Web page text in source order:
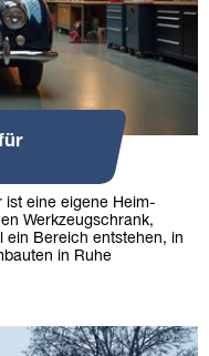
ist eine eigene Heim-
Werkzeugschrank,
ein Bereich entstehen, in
in Ruhe